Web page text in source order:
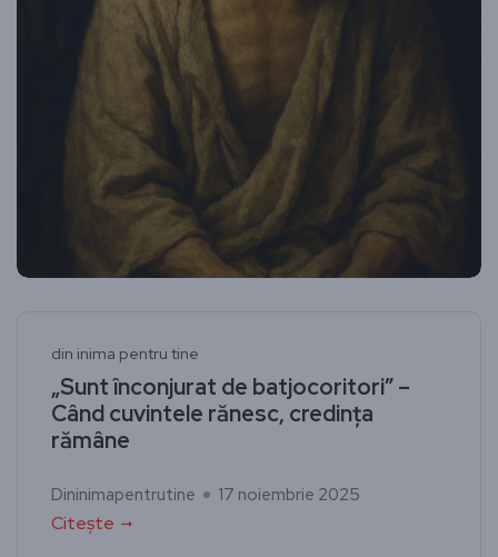
din inima pentru tine
„Sunt înconjurat de batjocoritori” –
Când cuvintele rănesc, credința
rămâne
Dininimapentrutine 17 noiembrie 2025
Citește